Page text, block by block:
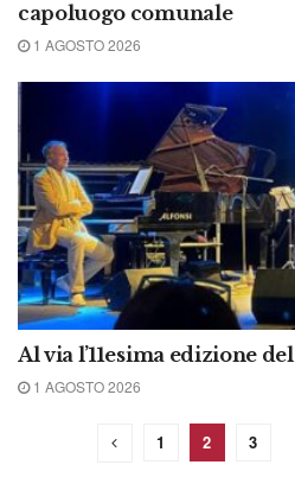
capoluogo comunale
1 AGOSTO 2026
Al via l’11esima edizione
1 AGOSTO 2026
1 2 3